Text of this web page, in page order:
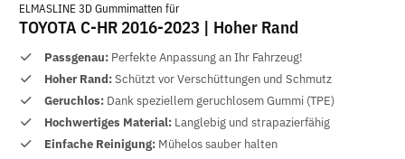
ELMASLINE 3D Gummimatten für
TOYOTA C-HR 2016-2023 | Hoher Rand
Passgenau: Perfekte Anpassung an Ihr Fahrzeug!
Hoher Rand:Schützt vor Verschüttungen und Schmutz
Geruchlos: Dank speziellem geruchlosem Gummi (TPE)
Hochwertiges Material: Langlebig und strapazierfähig
Einfache Reinigung: Mühelos sauber halten